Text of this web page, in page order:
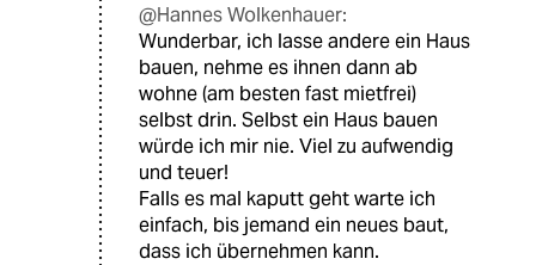
@Hannes Wolkenhauer:
Wunderbar, ich lasse andere ein Haus
bauen, nehme es ihnen dann ab
wohne (am besten fast mietfrei)
selbst drin. Selbst ein Haus bauen
würde ich mir nie. Viel zu aufwendig
und teuer!
Falls es mal kaputt geht warte ich
einfach, bis jemand ein neues baut,
dass ich übernehmen kann.